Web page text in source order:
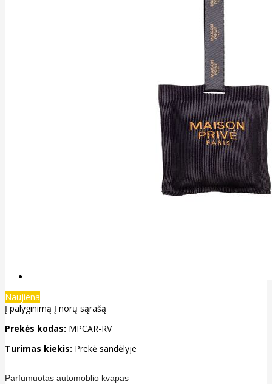
Naujiena
Į palyginimą Į norų sąrašą
Prekės kodas: MPCAR-RV
Turimas kiekis: Prekė sandėlyje
Parfumuotas automoblio kvapas